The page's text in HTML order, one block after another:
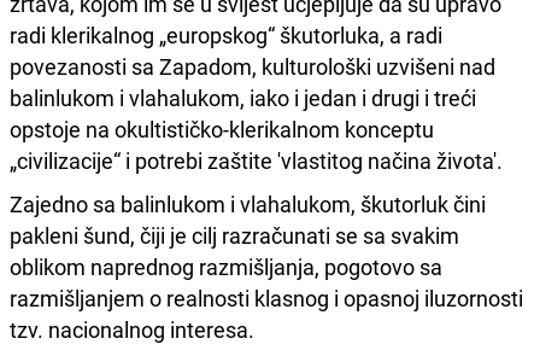
radi klerikalnog „europskog“ škutorluka, a radi
povezanosti sa Zapadom, kulturološki uzvišeni nad
balinlukom i vlahalukom, iako i jedan i drugi i treći
opstoje na okultističko-klerikalnom konceptu
„civilizacije“ i potrebi zaštite 'vlastitog načina života'.
Zajedno sa balinlukom i vlahalukom, škutorluk čini
pakleni šund, čiji je cilj razračunati se sa svakim
oblikom naprednog razmišljanja, pogotovo sa
razmišljanjem o realnosti klasnog i opasnoj iluzornosti
tzv. nacionalnog interesa.